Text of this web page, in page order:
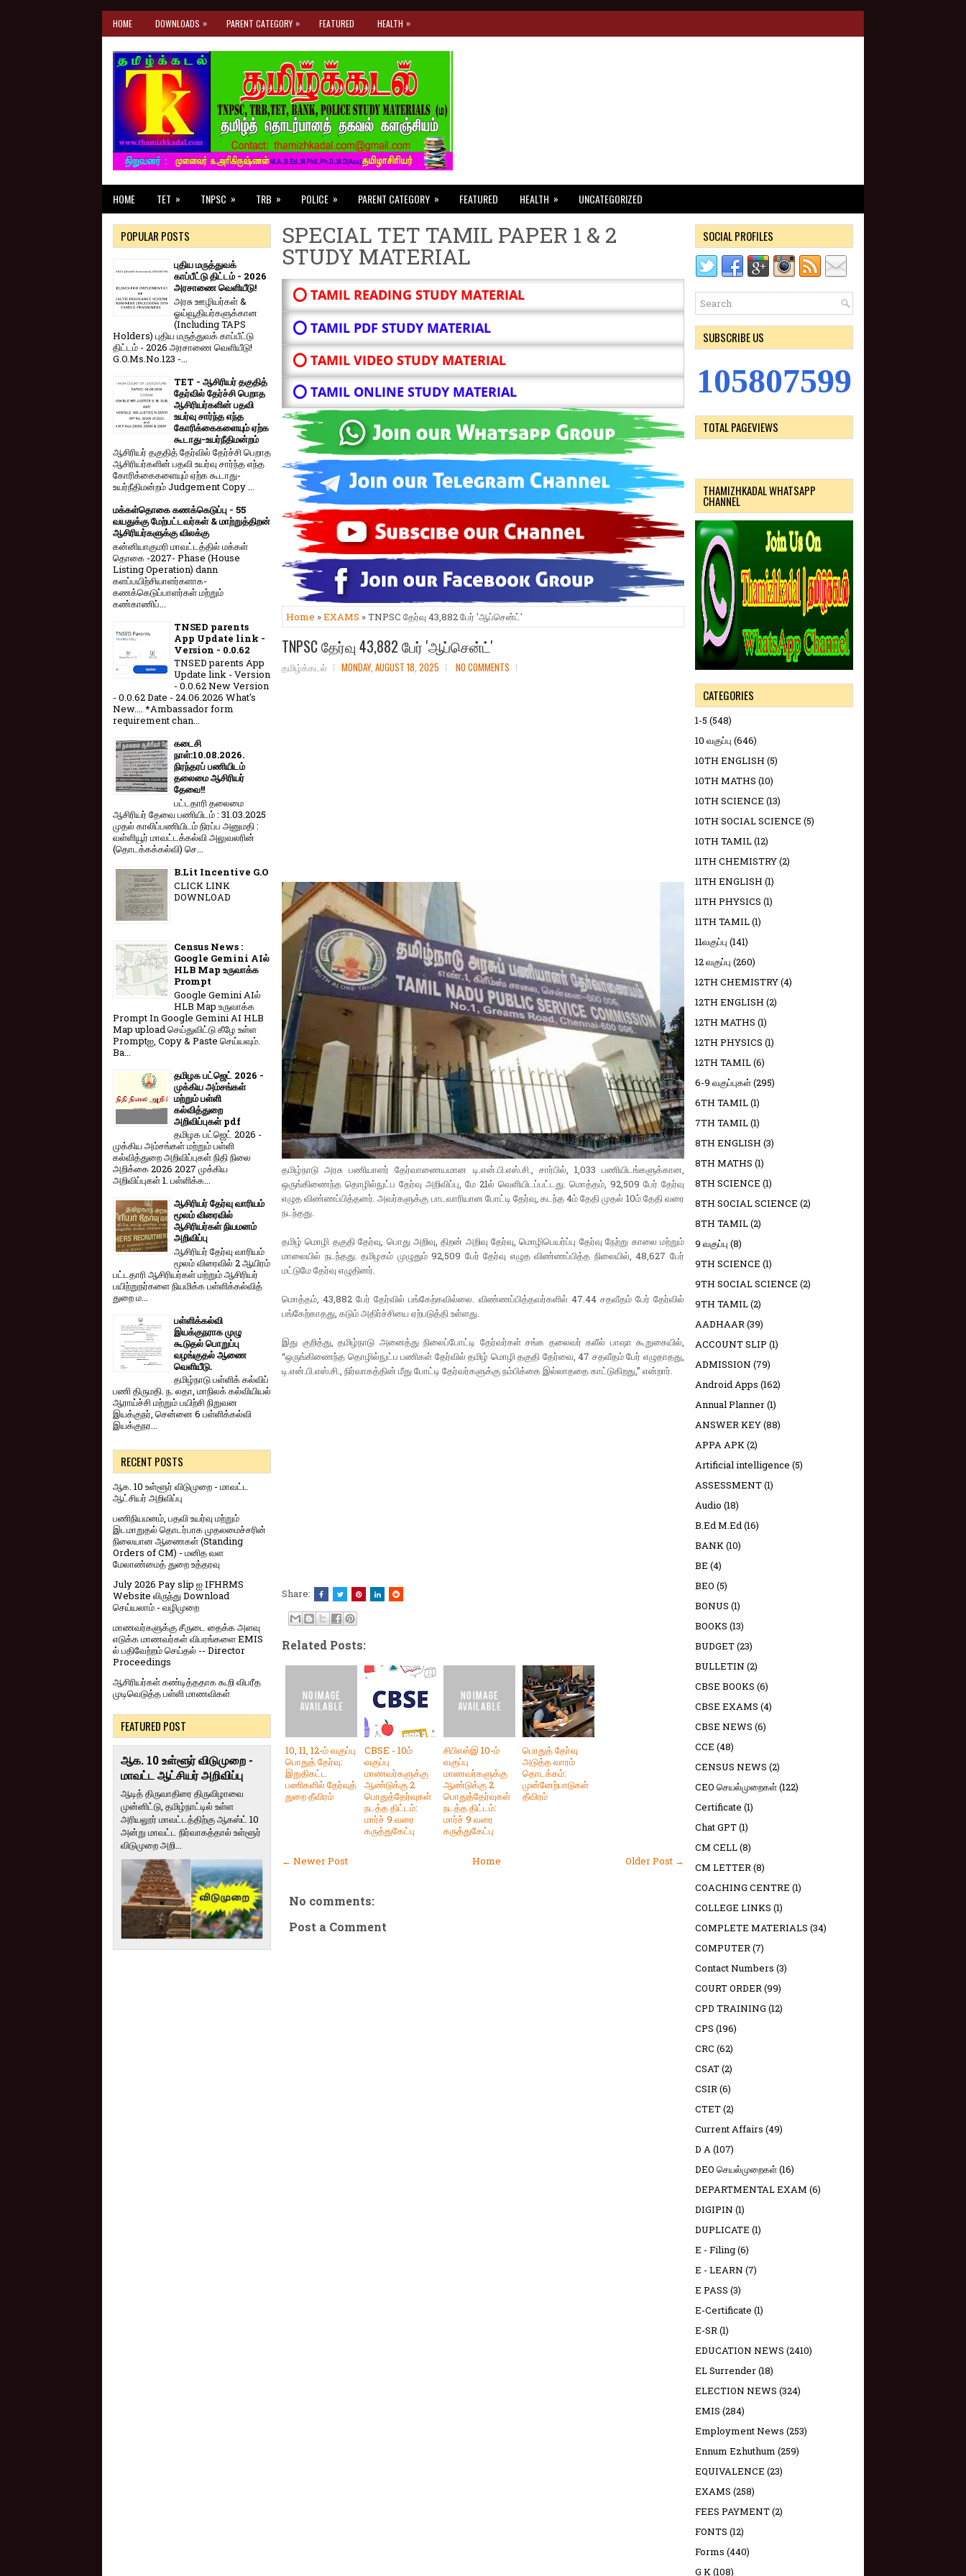
HOME DOWNLOADS » PARENT CATEGORY » FEATURED HEALTH »
HOME TET » TNPSC » TRB » POLICE » PARENT CATEGORY » FEATURED HEALTH » UNCATEGORIZED
SPECIAL TET TAMIL PAPER 1 & 2
STUDY MATERIAL
⭕ TAMIL READING STUDY MATERIAL
⭕ TAMIL PDF STUDY MATERIAL
⭕ TAMIL VIDEO STUDY MATERIAL
⭕ TAMIL ONLINE STUDY MATERIAL
Home »EXAMS » TNPSC தேர்வு 43,882 பேர் 'ஆப்சென்ட்'
TNPSC தேர்வு 43,882 பேர் 'ஆப்சென்ட்'
தமிழ்க்கடல் MONDAY, AUGUST 18, 2025 NO COMMENTS
தமிழ்நாடு அரசு பணியாளர் தேர்வாணையமான டி.என்.பி.எஸ்.சி., சார்பில், 1,033 பணியிடங்களுக்கான,
ஒருங்கிணைந்த தொழில்நுட்ப தேர்வு அறிவிப்பு, மே 21ல் வெளியிடப்பட்டது. மொத்தம், 92,509 பேர் தேர்வு
எழுத விண்ணப்பித்தனர். அவர்களுக்கு பாடவாரியான போட்டி தேர்வு, கடந்த 4ம் தேதி முதல் 10ம் தேதி வரை
நடந்தது.
தமிழ் மொழி தகுதி தேர்வு, பொது அறிவு, திறன் அறிவு தேர்வு, மொழிபெயர்ப்பு தேர்வு நேற்று காலை மற்றும்
மாலையில் நடந்தது. தமிழகம் முழுதும் 92,509 பேர் தேர்வு எழுத விண்ணப்பித்த நிலையில், 48,627 பேர்
மட்டுமே தேர்வு எழுதினர்.
மொத்தம், 43,882 பேர் தேர்வில் பங்கேற்கவில்லை. விண்ணப்பித்தவர்களில் 47.44 சதவீதம் பேர் தேர்வில்
பங்கேற்காதது, கடும் அதிர்ச்சியை ஏற்படுத்தி உள்ளது.
இது குறித்து, தமிழ்நாடு அனைத்து நிலைப்போட்டி தேர்வர்கள் சங்க தலைவர் கலீல் பாஷா கூறுகையில்,
“ஒருங்கிணைந்த தொழில்நுட்ப பணிகள் தேர்வில் தமிழ் மொழி தகுதி தேர்வை, 47 சதவீதம் பேர் எழுதாதது,
டி.என்.பி.எஸ்.சி., நிர்வாகத்தின் மீது போட்டி தேர்வர்களுக்கு நம்பிக்கை இல்லாததை காட்டுகிறது,” என்றார்.
Share:
Related Posts:
10, 11, 12-ம் வகுப்பு
பொதுத் தேர்வு:
இறுதிகட்ட
பணிகளில் தேர்வுத்
துறை தீவிரம்
CBSE - 10ம்
வகுப்பு
மாணவர்களுக்கு
ஆண்டுக்கு 2
பொதுத்தேர்வுகள்
நடத்த திட்டம்:
மார்ச் 9 வரை
கருத்துகேட்பு
சிபிஎஸ்இ 10-ம்
வகுப்பு
மாணவர்களுக்கு
ஆண்டுக்கு 2
பொதுத்தேர்வுகள்
நடத்த திட்டம்:
மார்ச் 9 வரை
கருத்துகேட்பு
பொதுத் தோ்வு
அடுத்த வாரம்
தொடக்கம்:
முன்னேற்பாடுகள்
தீவிரம்
← Newer Post Older Post →
Home
No comments:
Post a Comment
POPULAR POSTS
புதிய மருத்துவக்
காப்பீட்டு திட்டம் - 2026
அரசாணை வெளியீடு!
அரசு ஊழியர்கள் &
ஓய்வூதியர்களுக்கான
(Including TAPS
Holders) புதிய மருத்துவக் காப்பீட்டு
திட்டம் - 2026 அரசாணை வெளியீடு!
G.O.Ms.No.123 -...
TET - ஆசிரியர் தகுதித்
தேர்வில் தேர்ச்சி பெறாத
ஆசிரியர்களின் பதவி
உயர்வு சார்ந்த எந்த
கோரிக்கைகளையும் ஏற்க
கூடாது-உயர்நீதிமன்றம்
ஆசிரியர் தகுதித் தேர்வில் தேர்ச்சி பெறாத
ஆசிரியர்களின் பதவி உயர்வு சார்ந்த எந்த
கோரிக்கைகளையும் ஏற்க கூடாது-
உயர்நீதிமன்றம் Judgement Copy ...
மக்கள்தொகை கணக்கெடுப்பு - 55
வயதுக்கு மேற்பட்டவர்கள் & மாற்றுத்திறன்
ஆசிரியர்களுக்கு விலக்கு
கன்னியாகுமரி மாவட்டத்தில் மக்கள்
தொகை -2027- Phase (House
Listing Operation) dann
களப்பயிற்சியாளர்களாக-
கணக்கெடுப்பாளர்கள் மற்றும்
கண்காணிப்...
TNSED parents
App Update link -
Version - 0.0.62
TNSED parents App
Update link - Version
- 0.0.62 New Version
- 0.0.62 Date - 24.06.2026 What's
New.... *Ambassador form
requirement chan...
கடைசி
நாள்:10.08.2026.
நிரந்தரப் பணியிடம்
தலைமை ஆசிரியர்
தேவை!!
பட்டதாரி தலைமை
ஆசிரியர் தேவை பணியிடம் : 31.03.2025
முதல் காலிப்பணியிடம் நிரப்ப அனுமதி :
வள்ளியூர் மாவட்டக்கல்வி அலுவலரின்
(தொடக்கக்கல்வி) செ...
B.Lit Incentive G.O
CLICK LINK
DOWNLOAD
Census News :
Google Gemini AIல்
HLB Map உருவாக்க
Prompt
Google Gemini AIல்
HLB Map உருவாக்க
Prompt In Google Gemini AI HLB
Map upload செய்துவிட்டு கீழே உள்ள
Promptஐ, Copy & Paste செய்யவும்.
Ba...
தமிழக பட்ஜெட் 2026 -
முக்கிய அம்சங்கள்
மற்றும் பள்ளி
கல்வித்துறை
அறிவிப்புகள் pdf
தமிழக பட்ஜெட் 2026 -
முக்கிய அம்சங்கள் மற்றும் பள்ளி
கல்வித்துறை அறிவிப்புகள் நிதி நிலை
அறிக்கை 2026 2027 முக்கிய
அறிவிப்புகள் 1. பள்ளிக்க...
ஆசிரியர் தேர்வு வாரியம்
மூலம் விரைவில்
ஆசிரியர்கள் நியமனம்
அறிவிப்பு
ஆசிரியர் தேர்வு வாரி​யம்
மூலம் விரை​வில் 2 ஆயிரம்
பட்​ட​தாரி ஆசிரியர்​கள் மற்​றும் ஆசிரியர்
பயிற்றுநர்​களை நியமிக்க பள்​ளிக்​கல்​வித்​
துறை ம...
பள்ளிக்கல்வி
இயக்குநராக முழு
கூடுதல் பொறுப்பு
வழங்குதல் ஆணை
வெளியீடு.
தமிழ்நாடு பள்ளிக் கல்விப்
பணி திருமதி. ந. லதா, மாநிலக் கல்வியியல்
ஆராய்ச்சி மற்றும் பயிற்சி நிறுவன
இயக்குநர், சென்னை 6 பள்ளிக்கல்வி
இயக்குநர...
RECENT POSTS
ஆக. 10 உள்ளூர் விடுமுறை - மாவட்ட
ஆட்சியர் அறிவிப்பு
பணிநியமனம், பதவி உயர்வு மற்றும்
இடமாறுதல் தொடர்பாக முதலமைச்சரின்
நிலையான ஆணைகள் (Standing
Orders of CM) - மனித வள
மேலாண்மைத் துறை உத்தரவு
July 2026 Pay slip ஐ IFHRMS
Website லிருந்து Download
செய்யலாம் - வழிமுறை
மாணவர்களுக்கு சீருடை தைக்க அளவு
எடுக்க மாணவர்கள் விபரங்களை EMIS
ல் பதிவேற்றம் செய்தல் -- Director
Proceedings
ஆசிரியர்கள் கண்டித்ததாக கூறி விபரீத
முடிவெடுத்த பள்ளி மாணவிகள்
FEATURED POST
ஆக. 10 உள்ளூர் விடுமுறை -
மாவட்ட ஆட்சியர் அறிவிப்பு
ஆடித் திருவாதிரை திருவிழாவை
முன்னிட்டு, தமிழ்நாட்டில் உள்ள
அரியலூர் மாவட்டத்திற்கு ஆகஸ்ட் 10
அன்று மாவட்ட நிர்வாகத்தால் உள்ளூர்
விடுமுறை அறி...
SOCIAL PROFILES
SUBSCRIBE US
105807599
TOTAL PAGEVIEWS
THAMIZHKADAL WHATSAPP
CHANNEL
CATEGORIES
1-5 (548)
10 வகுப்பு (646)
10TH ENGLISH (5)
10TH MATHS (10)
10TH SCIENCE (13)
10TH SOCIAL SCIENCE (5)
10TH TAMIL(12)
11TH CHEMISTRY(2)
11TH ENGLISH (1)
11TH PHYSICS (1)
11TH TAMIL(1)
11வகுப்பு (141)
12 வகுப்பு (260)
12TH CHEMISTRY(4)
12TH ENGLISH (2)
12TH MATHS (1)
12TH PHYSICS (1)
12TH TAMIL(6)
6-9 வகுப்புகள்(295)
6TH TAMIL(1)
7TH TAMIL(1)
8TH ENGLISH (3)
8TH MATHS (1)
8TH SCIENCE (1)
8TH SOCIAL SCIENCE (2)
8TH TAMIL(2)
9 வகுப்பு (8)
9TH SCIENCE (1)
9TH SOCIAL SCIENCE (2)
9TH TAMIL(2)
AADHAAR(39)
ACCOUNT SLIP (1)
ADMISSION (79)
Android Apps (162)
Annual Planner(1)
ANSWER KEY(88)
APPA APK(2)
Artificial intelligence (5)
ASSESSMENT(1)
Audio (18)
B.Ed M.Ed(16)
BANK(10)
BE (4)
BEO (5)
BONUS (1)
BOOKS (13)
BUDGET(23)
BULLETIN (2)
CBSE BOOKS (6)
CBSE EXAMS (4)
CBSE NEWS (6)
CCE (48)
CENSUS NEWS (2)
CEO செயல்முறைகள்(122)
Certificate (1)
Chat GPT(1)
CM CELL(8)
CM LETTER(8)
COACHING CENTRE (1)
COLLEGE LINKS (1)
COMPLETE MATERIALS (34)
COMPUTER(7)
Contact Numbers (3)
COURT ORDER(99)
CPD TRAINING (12)
CPS (196)
CRC (62)
CSAT(2)
CSIR(6)
CTET(2)
Current Affairs (49)
D A(107)
DEO செயல்முறைகள்(16)
DEPARTMENTAL EXAM (6)
DIGIPIN (1)
DUPLICATE (1)
E - Filing(6)
E - LEARN (7)
E PASS (3)
E-Certificate (1)
E-SR(1)
EDUCATION NEWS (2410)
EL Surrender(18)
ELECTION NEWS (324)
EMIS (284)
Employment News (253)
Ennum Ezhuthum (259)
EQUIVALENCE (23)
EXAMS (258)
FEES PAYMENT(2)
FONTS (12)
Forms (440)
G K(108)